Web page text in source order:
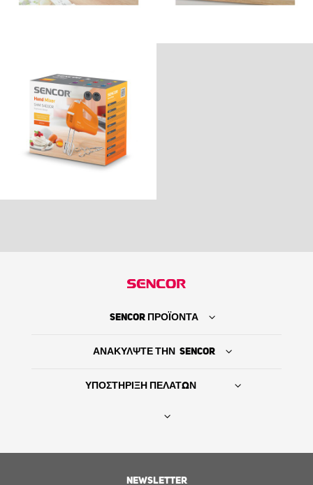
SENCOR ΠΡΟΪΟΝΤΑ
ΑΝΑΚΥΛΨΤΕ ΤΗΝ SENCOR
ΥΠΟΣΤΗΡΙΞΗ ΠΕΛΑΤΩΝ
NEWSLETTER